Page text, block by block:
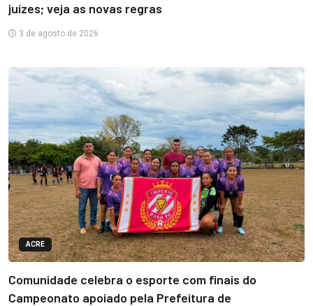
juízes; veja as novas regras
3 de agosto de 2026
ACRE
Comunidade celebra o esporte com finais do
Campeonato apoiado pela Prefeitura de